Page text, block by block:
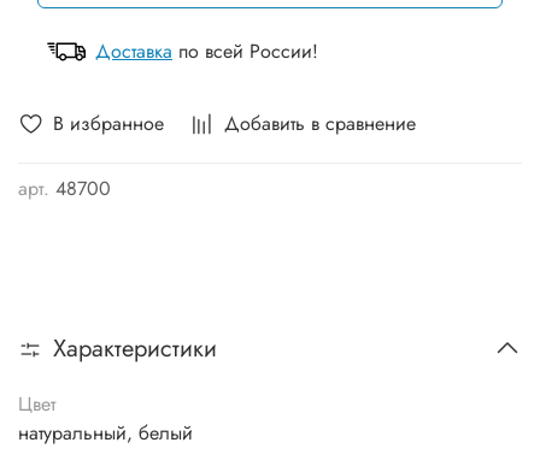
В избранное Добавить в сравнение
арт. 48700
Доставка по всей России!
Характеристики
Цвет
натуральный, белый